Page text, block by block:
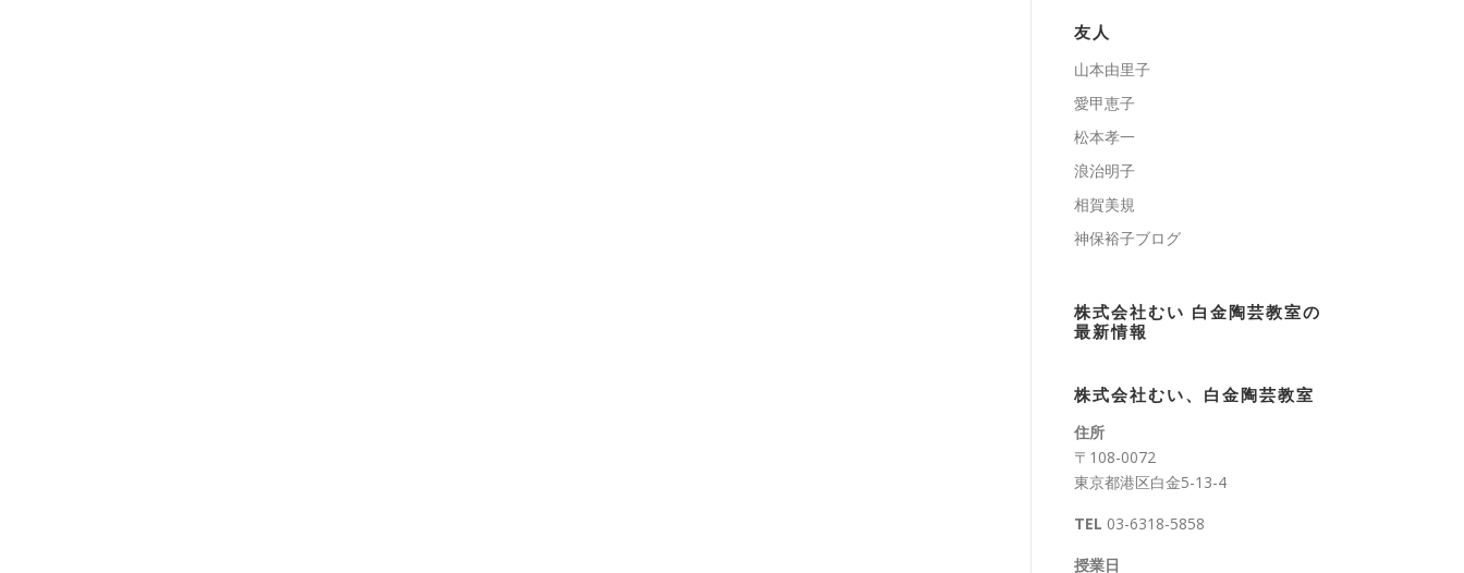
リ
ー
友人
山本由里子
愛甲恵子
松本孝一
浪治明子
相賀美規
神保裕子ブログ
株式会社むい 白金陶芸教室の
最新情報
株式会社むい、白金陶芸教室
住所
〒108-0072
東京都港区白金5-13-4
TEL 03-6318-5858
授業日